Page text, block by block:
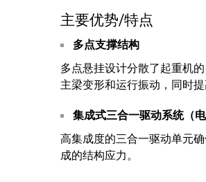
主要优势/特点
多点支撑结构
多点悬挂设计分散了起重机
主梁变形和运行振动，同时
集成式三合一驱动系统（
高集成度的三合一驱动单元
成的结构应力。